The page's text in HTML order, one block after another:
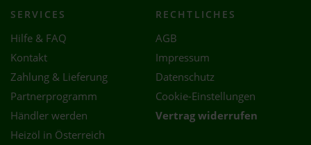
SERVICES
Hilfe & FAQ
Kontakt
Zahlung & Lieferung
Partnerprogramm
Händler werden
Heizöl in Österreich
RECHTLICHES
AGB
Impressum
Datenschutz
Cookie-Einstellungen
Vertrag widerrufen